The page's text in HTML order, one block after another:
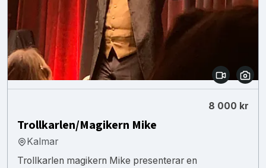
8 000 kr
Trollkarlen/Magikern Mike
Kalmar
Trollkarlen magikern Mike presenterar en